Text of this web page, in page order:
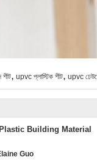
, upvc প্লাস্টিক শীট, upvc
Building Material
Guo